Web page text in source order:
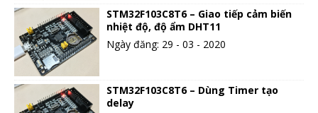
STM32F103C8T6 – Giao tiếp cảm biến
nhiệt độ, độ ẩm DHT11
Ngày đăng: 29 - 03 - 2020
STM32F103C8T6 – Dùng Timer tạo
delay